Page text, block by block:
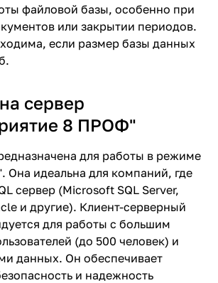
файловой базы, особенно при
или закрытии периодов.
если размер базы данных
сервер
8 ПРОФ"
для работы в режиме
Она идеальна для компаний, где
сервер (Microsoft SQL Server,
и другие). Клиент-серверный
для работы с большим
(до 500 человек) и
данных. Он обеспечивает
и надежность